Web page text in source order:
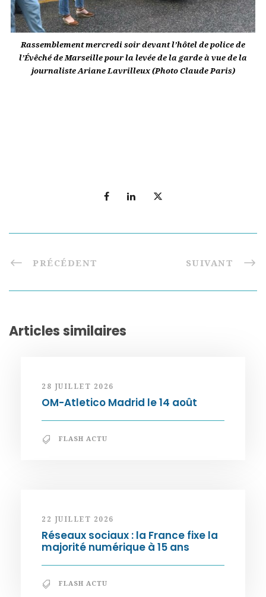
Rassemblement mercredi soir devant l’hôtel de police de
l’Évêché de Marseille pour la levée de la garde à vue de la
journaliste Ariane Lavrilleux (Photo Claude Paris)
PRÉCÉDENT SUIVANT
Articles similaires
28 JUILLET 2026
OM-Atletico Madrid le 14 août
FLASH ACTU
22 JUILLET 2026
Réseaux sociaux : la France fixe la
majorité numérique à 15 ans
FLASH ACTU